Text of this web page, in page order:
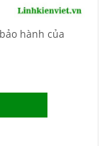
hành của